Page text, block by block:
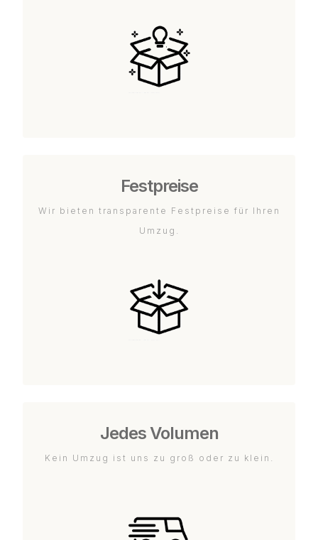
Festpreise
Wir bieten transparente Festpreise für Ihren
Umzug.
Jedes Volumen
Kein Umzug ist uns zu groß oder zu klein.